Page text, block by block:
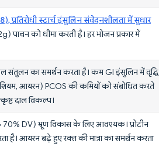
स्टार्च इंसुलिन संवेदनशीलता में सुधार
पाचन को धीमा करती है। हर भोजन प्रकार में
संतुलन का समर्थन करता है। कम GI इंसुलिन में वृद्धि
आयरन) PCOS की कमियों को संबोधित करते
दाल विकल्प।
DV) भ्रूण विकास के लिए आवश्यक। प्रोटीन
है। आयरन बढ़े हुए रक्त की मात्रा का समर्थन करता